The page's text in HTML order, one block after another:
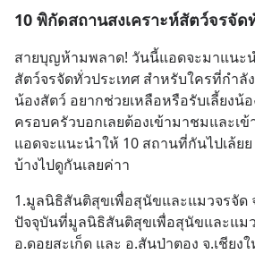
10 พิกัดสถานสงเคราะห์สัตว์จรจัด
สายบุญห้ามพลาด! วันนี้แอดจะมาแนะ
สัตว์จรจัดทั่วประเทศ สำหรับใครที่กำ
น้องสัตว์ อยากช่วยเหลือหรือรับเลี้ยงน้
ครอบครัวบอกเลยต้องเข้ามาชมและเ
แอดจะแนะนำให้ 10 สถานที่กันไปเล้
บ้างไปดูกันเลยค่าา
1.มูลนิธิสันติสุขเพื่อสุนัขและแมวจรจัด
ปัจจุบันที่มูลนิธิสันติสุขเพื่อสุนัขและแม
อ.ดอยสะเก็ด และ อ.สันป่าตอง จ.เชียง